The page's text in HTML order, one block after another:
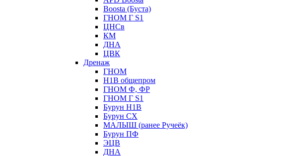
Boosta (Буста)
ГНОМ Г S1
ЦНСв
КМ
ДНА
ЦВК
Дренаж
ГНОМ
Н1В общепром
ГНОМ Ф, ФР
ГНОМ Г S1
Бурун Н1В
Бурун СХ
МАЛЫШ (ранее Ручеёк)
Бурун ПФ
ЭЦВ
ДНА